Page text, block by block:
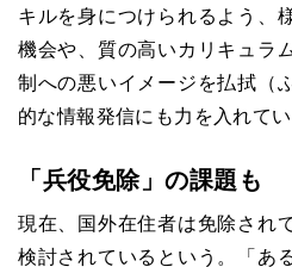
キルを身につけられるよう、
機会や、質の高いカリキュラ
制への悪いイメージを払拭（
的な情報発信にも力を入れてい
「兵役免除」の課題も
現在、国外在住者は免除され
検討されているという。「あ